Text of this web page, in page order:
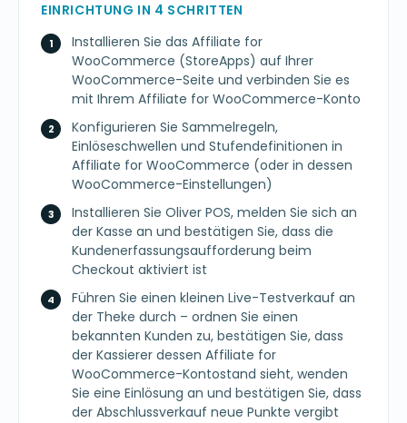
EINRICHTUNG IN 4 SCHRITTEN
Installieren Sie das Affiliate for
WooCommerce (StoreApps) auf Ihrer
WooCommerce-Seite und verbinden Sie es
mit Ihrem Affiliate for WooCommerce-Konto
Konfigurieren Sie Sammelregeln,
Einlöseschwellen und Stufendefinitionen in
Affiliate for WooCommerce (oder in dessen
WooCommerce-Einstellungen)
Installieren Sie Oliver POS, melden Sie sich an
der Kasse an und bestätigen Sie, dass die
Kundenerfassungsaufforderung beim
Checkout aktiviert ist
Führen Sie einen kleinen Live-Testverkauf an
der Theke durch – ordnen Sie einen
bekannten Kunden zu, bestätigen Sie, dass
der Kassierer dessen Affiliate for
WooCommerce-Kontostand sieht, wenden
Sie eine Einlösung an und bestätigen Sie, dass
der Abschlussverkauf neue Punkte vergibt